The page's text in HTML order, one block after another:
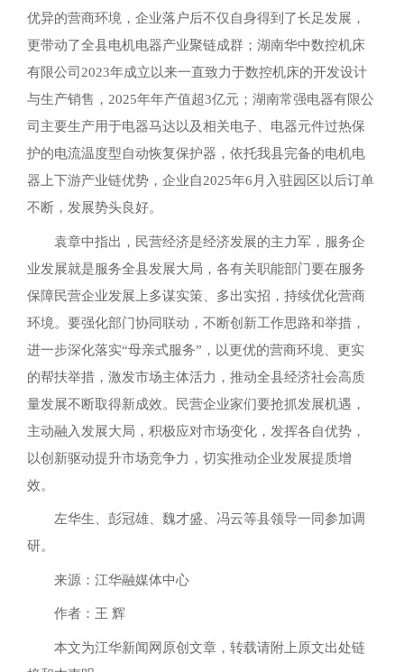
优异的营商环境，企业落户后不仅自身得到了长足发展，
更带动了全县电机电器产业聚链成群；湖南华中数控机床
有限公司2023年成立以来一直致力于数控机床的开发设计
与生产销售，2025年年产值超3亿元；湖南常强电器有限公
司主要生产用于电器马达以及相关电子、电器元件过热保
护的电流温度型自动恢复保护器，依托我县完备的电机电
器上下游产业链优势，企业自2025年6月入驻园区以后订单
不断，发展势头良好。
袁章中指出，民营经济是经济发展的主力军，服务企
业发展就是服务全县发展大局，各有关职能部门要在服务
保障民营企业发展上多谋实策、多出实招，持续优化营商
环境。要强化部门协同联动，不断创新工作思路和举措，
进一步深化落实“母亲式服务”，以更优的营商环境、更实
的帮扶举措，激发市场主体活力，推动全县经济社会高质
量发展不断取得新成效。民营企业家们要抢抓发展机遇，
主动融入发展大局，积极应对市场变化，发挥各自优势，
以创新驱动提升市场竞争力，切实推动企业发展提质增
效。
左华生、彭冠雄、魏才盛、冯云等县领导一同参加调
研。
来源：江华融媒体中心
作者：王 辉
本文为江华新闻网原创文章，转载请附上原文出处链